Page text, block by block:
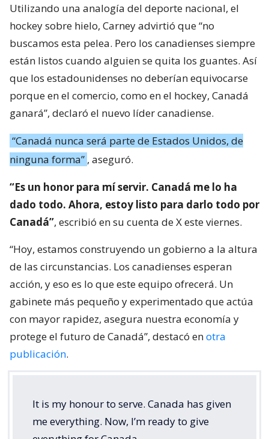
Utilizando una analogía del deporte nacional, el
hockey sobre hielo, Carney advirtió que “no
buscamos esta pelea. Pero los canadienses siempre
están listos cuando alguien se quita los guantes. Así
que los estadounidenses no deberían equivocarse
porque en el comercio, como en el hockey, Canadá
ganará”, declaró el nuevo líder canadiense.
“Canadá nunca será parte de Estados Unidos, de
ninguna forma” , aseguró.
“Es un honor para mí servir. Canadá me lo ha
dado todo. Ahora, estoy listo para darlo todo por
Canadá”, escribió en su cuenta de X este viernes.
“Hoy, estamos construyendo un gobierno a la altura
de las circunstancias. Los canadienses esperan
acción, y eso es lo que este equipo ofrecerá. Un
gabinete más pequeño y experimentado que actúa
con mayor rapidez, asegura nuestra economía y
protege el futuro de Canadá”, destacó enotra
publicación.
It is my honour to serve. Canada has given
me everything. Now, I’m ready to give